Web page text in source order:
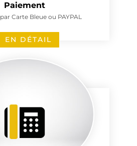
Paiement
par Carte Bleue ou PAYPAL
EN DÉTAIL